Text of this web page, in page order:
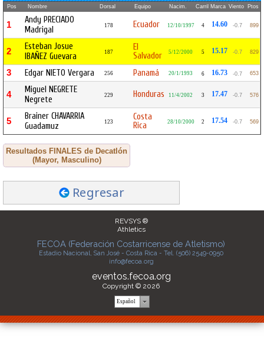
Pos Nombre Dorsal Equipo Nacim. Carril Marca Viento Ptos
1
Andy PRECIADO
Madrigal
178 Ecuador 12/10/1997 4 14.60 -0.7 899
2
Esteban Josue
IBAÑEZ Guevara
187
El
Salvador
5/12/2000 5 15.17 -0.7 829
3 Edgar NIETO Vergara 256 Panamá 20/1/1993 6 16.73 -0.7 653
4
Miguel NEGRETE
Negrete
229 Honduras 11/4/2002 3 17.47 -0.7 576
5
Brainer CHAVARRIA
Guadamuz
123
Costa
Rica
28/10/2000 2 17.54 -0.7 569
Resultados FINALES de Decatlón
(Mayor, Masculino)
Regresar
REVSYS ®
Athletics
FECOA (Federación Costarricense de Atletismo)
Estadio Nacional, San José - Costa Rica - Tel. (506) 2549-0950
info@fecoa.org
eventos.fecoa.org
Copyright © 2026